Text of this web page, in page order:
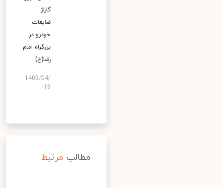
گاراژ
ضایعات
خودرو در
بزرگراه امام
رضا(ع)
1405/04/
19
مطالب مرتبط